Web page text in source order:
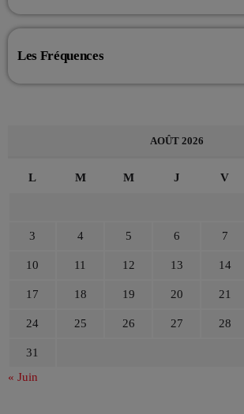
Les Fréquences
AOÛT 2026
L M M J V
3 4 5 6 7
10 11 12 13 14
17 18 19 20 21
24 25 26 27 28
31
« Juin